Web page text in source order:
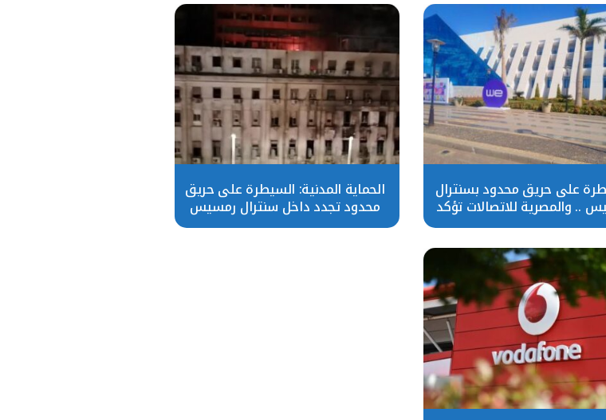
على حريق محدود بسنترال
.. والمصرية للاتصالات تؤكد
استمرار الخدمات
الحماية المدنية: السيطرة على حريق
محدود تجدد داخل سنترال رمسيس
دون إصابات